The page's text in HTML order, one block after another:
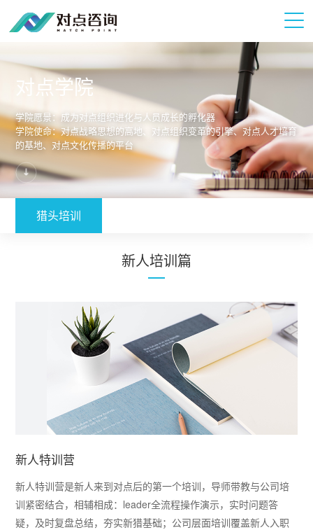
对点学院
学院愿景：成为对点组织进化与人员成长的孵化器
学院使命：对点战略思想的高地、对点组织变革的引擎、对点人才培育
的基地、对点文化传播的平台
猎头培训
新人培训篇
新人特训营
新人特训营是新人来到对点后的第一个培训，导师带教与公司培
训紧密结合，相辅相成：leader全流程操作演示，实时问题答
疑，及时复盘总结，夯实新猎基础；公司层面培训覆盖新人入职